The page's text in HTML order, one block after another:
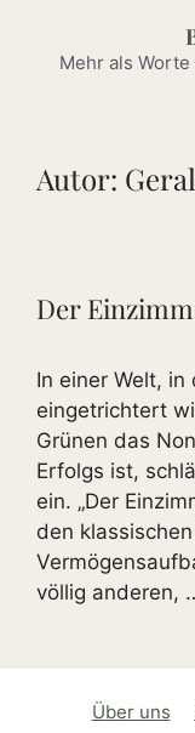
springenMehr als
Autor:
Der
In einer Welt,
eingetrichtert
Grünen das
Erfolgs ist,
ein. „Der
den
völlig anderen,
Über uns